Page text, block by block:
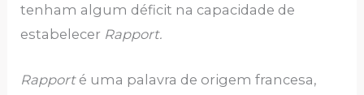
tenham algum déficit na capacidade de
estabelecer Rapport.
Rapport é uma palavra de origem francesa,